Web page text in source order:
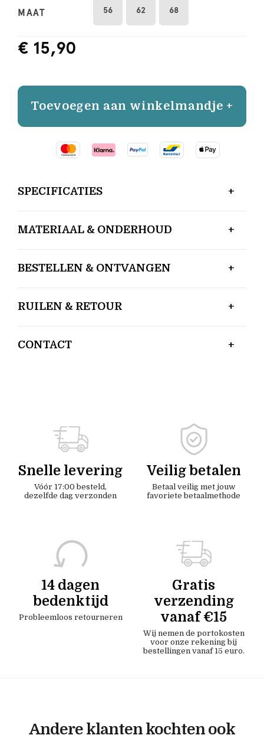
MAAT 56 62 68
€ 15,90
Toevoegen aan winkelmandje +
SPECIFICATIES
MATERIAAL & ONDERHOUD
BESTELLEN & ONTVANGEN
RUILEN & RETOUR
CONTACT
Snelle levering
Vóór 17:00 besteld,
dezelfde dag verzonden
Veilig betalen
Betaal veilig met jouw
favoriete betaalmethode
14 dagen
bedenktijd
Probleemloos retourneren
Gratis
verzending
vanaf €15
Wij nemen de portokosten
voor onze rekening bij
bestellingen vanaf 15 euro.
Andere klanten kochten ook